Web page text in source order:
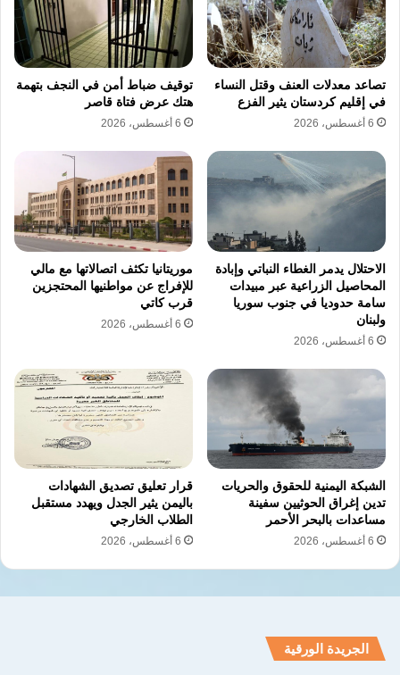
إلى إبراهيم دبيبة أو وليد اللافي.
وزارة الدفاع:توافق مبدئي على تولي عبد
السلام الزوبي للمنصب.
الأجهزة الأمنية:
رجّحت التسريبات تثبيت وزير
الداخلية الحالي في منصبه، مع تكليف عبد
المجيد مليقطة برئاسة جهاز المخابرات.
​وفي سياق متصل، أكدت المصادر استمرار
المداولات السرية بين الأطراف المعنية لحسم
مصير الوزارات والمؤسسات السيادية الحساسة،
وعلى رأسها وزارة الخارجية، إدارة مصرف ليبيا
المركزي، والمؤسسة الوطنية للنفط، وسط مساعٍ
دولية لضمان استقرار العائدات النفطية
والسياسات النقدية للبلاد.
نسخ الرابط
تصاعد معدلات العنف وقتل النساء
في إقليم كردستان يثير الفزع
6 أغسطس، 2026
توقيف ضباط أمن في النجف بتهمة
هتك عرض فتاة قاصر
6 أغسطس، 2026
الاحتلال يدمر الغطاء النباتي وإبادة
المحاصيل الزراعية عبر مبيدات
سامة حدوديا في جنوب سوريا
ولبنان
6 أغسطس، 2026
موريتانيا تكثف اتصالاتها مع مالي
للإفراج عن مواطنيها المحتجزين
قرب كاتي
6 أغسطس، 2026
الشبكة اليمنية للحقوق والحريات
تدين إغراق الحوثيين سفينة
مساعدات بالبحر الأحمر
6 أغسطس، 2026
قرار تعليق تصديق الشهادات
باليمن يثير الجدل ويهدد مستقبل
الطلاب الخارجي
6 أغسطس، 2026
الجريدة الورقية